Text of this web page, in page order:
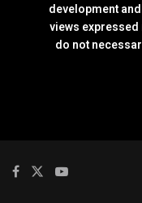
development
views
do not